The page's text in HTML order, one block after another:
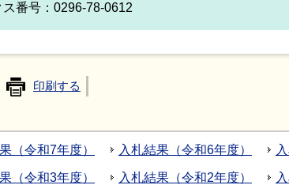
番号：0296-78-0612
印刷する
（令和7年度） 入札結果（令和6年度）
（令和3年度） 入札結果（令和2年度）